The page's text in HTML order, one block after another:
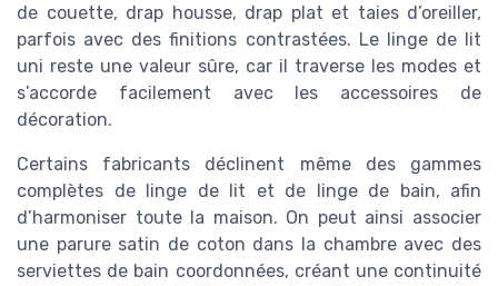
de couette, drap housse, drap plat et taies d’oreiller,
parfois avec des finitions contrastées. Le linge de lit
uni reste une valeur sûre, car il traverse les modes et
s’accorde facilement avec les accessoires de
décoration.
Certains fabricants déclinent même des gammes
complètes de linge de lit et de linge de bain, afin
d’harmoniser toute la maison. On peut ainsi associer
une parure satin de coton dans la chambre avec des
serviettes de bain coordonnées, créant une continuité